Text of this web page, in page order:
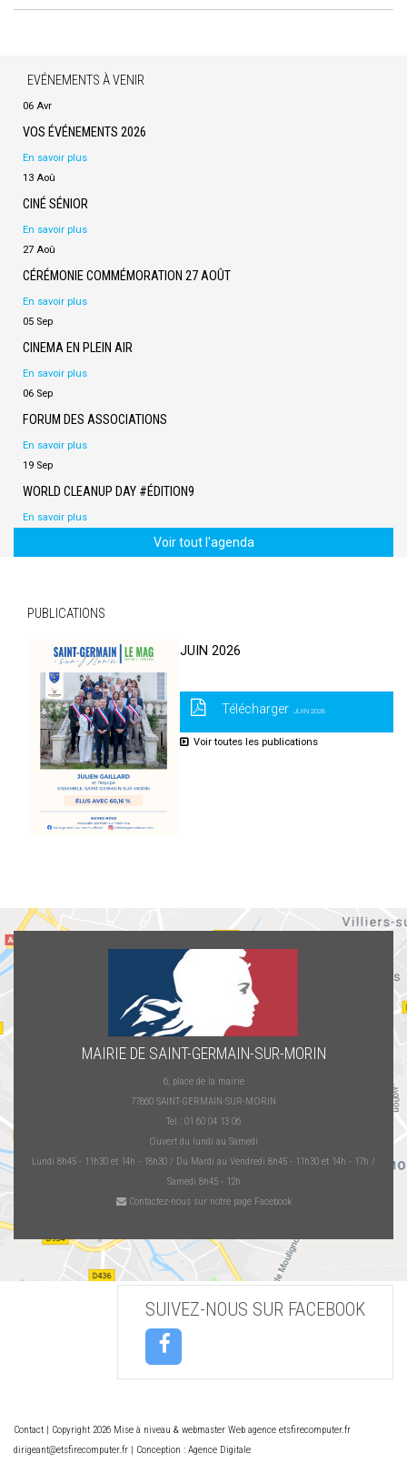
EVÉNEMENTS À VENIR
06 Avr
VOS ÉVÉNEMENTS 2026
En savoir plus
13 Aoû
CINÉ SÉNIOR
En savoir plus
27 Aoû
CÉRÉMONIE COMMÉMORATION 27 AOÛT
En savoir plus
05 Sep
CINEMA EN PLEIN AIR
En savoir plus
06 Sep
FORUM DES ASSOCIATIONS
En savoir plus
19 Sep
WORLD CLEANUP DAY #ÉDITION9
En savoir plus
Voir tout l'agenda
PUBLICATIONS
JUIN 2026
Télécharger JUIN 2026
Voir toutes les publications
MAIRIE DE SAINT-GERMAIN-SUR-MORIN
6, place de la mairie
77860 SAINT-GERMAIN-SUR-MORIN
Tel : 01 60 04 13 06
Ouvert du lundi au Samedi
Lundi 8h45 - 11h30 et 14h - 18h30 / Du Mardi au Vendredi 8h45 - 11h30 et 14h - 17h /
Samedi 8h45 - 12h
Contactez-nous sur notre page Facebook
SUIVEZ-NOUS SUR FACEBOOK
Contact | Copyright 2026 Mise à niveau & webmaster Web agence etsfirecomputer.fr
dirigeant@etsfirecomputer.fr | Conception : Agence Digitale